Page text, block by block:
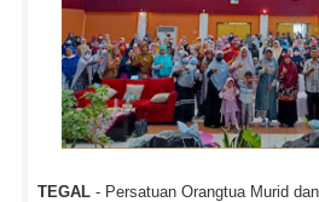
TEGAL - Persatuan Orangtua Murid